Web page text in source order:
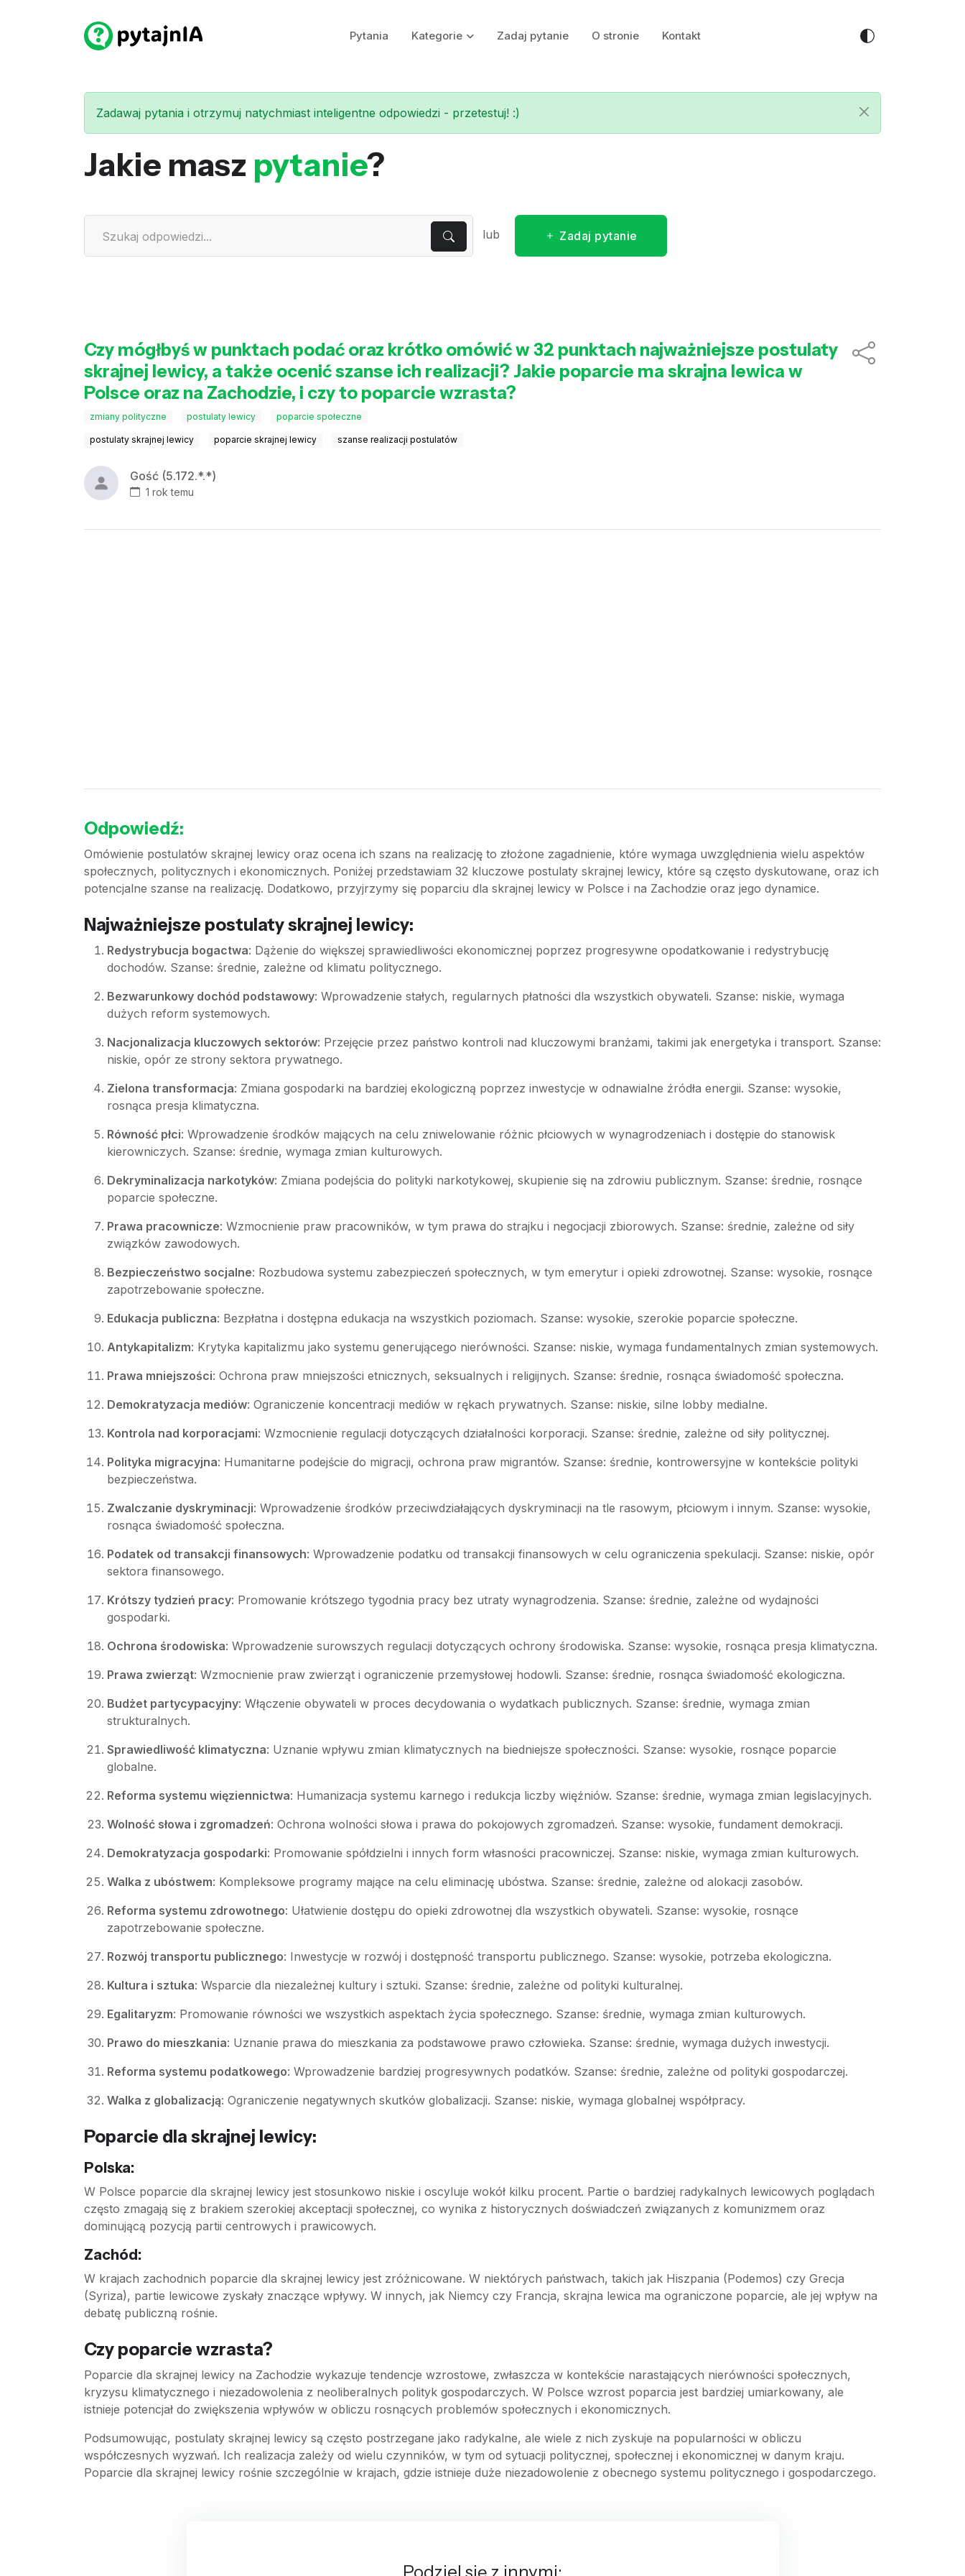
Pytania Kategorie Zadaj pytanie O stronie Kontakt
Zadawaj pytania i otrzymuj natychmiast inteligentne odpowiedzi - przetestuj! :)
Jakie masz pytanie?
lub Zadaj pytanie
Czy mógłbyś w punktach podać oraz krótko omówić w 32 punktach najważniejsze postulaty
skrajnej lewicy, a także ocenić szanse ich realizacji? Jakie poparcie ma skrajna lewica w
Polsce oraz na Zachodzie, i czy to poparcie wzrasta?
zmiany polityczne postulaty lewicy poparcie społeczne
postulaty skrajnej lewicy poparcie skrajnej lewicy szanse realizacji postulatów
Gość (5.172.*.*)
1 rok temu
Odpowiedź:
Omówienie postulatów skrajnej lewicy oraz ocena ich szans na realizację to złożone zagadnienie, które wymaga uwzględnienia wielu aspektów
społecznych, politycznych i ekonomicznych. Poniżej przedstawiam 32 kluczowe postulaty skrajnej lewicy, które są często dyskutowane, oraz ich
potencjalne szanse na realizację. Dodatkowo, przyjrzymy się poparciu dla skrajnej lewicy w Polsce i na Zachodzie oraz jego dynamice.
Najważniejsze postulaty skrajnej lewicy:
Redystrybucja bogactwa: Dążenie do większej sprawiedliwości ekonomicznej poprzez progresywne opodatkowanie i redystrybucję
dochodów. Szanse: średnie, zależne od klimatu politycznego.
Bezwarunkowy dochód podstawowy: Wprowadzenie stałych, regularnych płatności dla wszystkich obywateli. Szanse: niskie, wymaga
dużych reform systemowych.
Nacjonalizacja kluczowych sektorów: Przejęcie przez państwo kontroli nad kluczowymi branżami, takimi jak energetyka i transport. Szanse:
niskie, opór ze strony sektora prywatnego.
Zielona transformacja: Zmiana gospodarki na bardziej ekologiczną poprzez inwestycje w odnawialne źródła energii. Szanse: wysokie,
rosnąca presja klimatyczna.
Równość płci: Wprowadzenie środków mających na celu zniwelowanie różnic płciowych w wynagrodzeniach i dostępie do stanowisk
kierowniczych. Szanse: średnie, wymaga zmian kulturowych.
Dekryminalizacja narkotyków: Zmiana podejścia do polityki narkotykowej, skupienie się na zdrowiu publicznym. Szanse: średnie, rosnące
poparcie społeczne.
Prawa pracownicze: Wzmocnienie praw pracowników, w tym prawa do strajku i negocjacji zbiorowych. Szanse: średnie, zależne od siły
związków zawodowych.
Bezpieczeństwo socjalne: Rozbudowa systemu zabezpieczeń społecznych, w tym emerytur i opieki zdrowotnej. Szanse: wysokie, rosnące
zapotrzebowanie społeczne.
Edukacja publiczna: Bezpłatna i dostępna edukacja na wszystkich poziomach. Szanse: wysokie, szerokie poparcie społeczne.
Antykapitalizm: Krytyka kapitalizmu jako systemu generującego nierówności. Szanse: niskie, wymaga fundamentalnych zmian systemowych.
Prawa mniejszości: Ochrona praw mniejszości etnicznych, seksualnych i religijnych. Szanse: średnie, rosnąca świadomość społeczna.
Demokratyzacja mediów: Ograniczenie koncentracji mediów w rękach prywatnych. Szanse: niskie, silne lobby medialne.
Kontrola nad korporacjami: Wzmocnienie regulacji dotyczących działalności korporacji. Szanse: średnie, zależne od siły politycznej.
Polityka migracyjna: Humanitarne podejście do migracji, ochrona praw migrantów. Szanse: średnie, kontrowersyjne w kontekście polityki
bezpieczeństwa.
Zwalczanie dyskryminacji: Wprowadzenie środków przeciwdziałających dyskryminacji na tle rasowym, płciowym i innym. Szanse: wysokie,
rosnąca świadomość społeczna.
Podatek od transakcji finansowych: Wprowadzenie podatku od transakcji finansowych w celu ograniczenia spekulacji. Szanse: niskie, opór
sektora finansowego.
Krótszy tydzień pracy: Promowanie krótszego tygodnia pracy bez utraty wynagrodzenia. Szanse: średnie, zależne od wydajności
gospodarki.
Ochrona środowiska: Wprowadzenie surowszych regulacji dotyczących ochrony środowiska. Szanse: wysokie, rosnąca presja klimatyczna.
Prawa zwierząt: Wzmocnienie praw zwierząt i ograniczenie przemysłowej hodowli. Szanse: średnie, rosnąca świadomość ekologiczna.
Budżet partycypacyjny: Włączenie obywateli w proces decydowania o wydatkach publicznych. Szanse: średnie, wymaga zmian
strukturalnych.
Sprawiedliwość klimatyczna: Uznanie wpływu zmian klimatycznych na biedniejsze społeczności. Szanse: wysokie, rosnące poparcie
globalne.
Reforma systemu więziennictwa: Humanizacja systemu karnego i redukcja liczby więźniów. Szanse: średnie, wymaga zmian legislacyjnych.
Wolność słowa i zgromadzeń: Ochrona wolności słowa i prawa do pokojowych zgromadzeń. Szanse: wysokie, fundament demokracji.
Demokratyzacja gospodarki: Promowanie spółdzielni i innych form własności pracowniczej. Szanse: niskie, wymaga zmian kulturowych.
Walka z ubóstwem: Kompleksowe programy mające na celu eliminację ubóstwa. Szanse: średnie, zależne od alokacji zasobów.
Reforma systemu zdrowotnego: Ułatwienie dostępu do opieki zdrowotnej dla wszystkich obywateli. Szanse: wysokie, rosnące
zapotrzebowanie społeczne.
Rozwój transportu publicznego: Inwestycje w rozwój i dostępność transportu publicznego. Szanse: wysokie, potrzeba ekologiczna.
Kultura i sztuka: Wsparcie dla niezależnej kultury i sztuki. Szanse: średnie, zależne od polityki kulturalnej.
Egalitaryzm: Promowanie równości we wszystkich aspektach życia społecznego. Szanse: średnie, wymaga zmian kulturowych.
Prawo do mieszkania: Uznanie prawa do mieszkania za podstawowe prawo człowieka. Szanse: średnie, wymaga dużych inwestycji.
Reforma systemu podatkowego: Wprowadzenie bardziej progresywnych podatków. Szanse: średnie, zależne od polityki gospodarczej.
Walka z globalizacją: Ograniczenie negatywnych skutków globalizacji. Szanse: niskie, wymaga globalnej współpracy.
Poparcie dla skrajnej lewicy:
Polska:
W Polsce poparcie dla skrajnej lewicy jest stosunkowo niskie i oscyluje wokół kilku procent. Partie o bardziej radykalnych lewicowych poglądach
często zmagają się z brakiem szerokiej akceptacji społecznej, co wynika z historycznych doświadczeń związanych z komunizmem oraz
dominującą pozycją partii centrowych i prawicowych.
Zachód:
W krajach zachodnich poparcie dla skrajnej lewicy jest zróżnicowane. W niektórych państwach, takich jak Hiszpania (Podemos) czy Grecja
(Syriza), partie lewicowe zyskały znaczące wpływy. W innych, jak Niemcy czy Francja, skrajna lewica ma ograniczone poparcie, ale jej wpływ na
debatę publiczną rośnie.
Czy poparcie wzrasta?
Poparcie dla skrajnej lewicy na Zachodzie wykazuje tendencje wzrostowe, zwłaszcza w kontekście narastających nierówności społecznych,
kryzysu klimatycznego i niezadowolenia z neoliberalnych polityk gospodarczych. W Polsce wzrost poparcia jest bardziej umiarkowany, ale
istnieje potencjał do zwiększenia wpływów w obliczu rosnących problemów społecznych i ekonomicznych.
Podsumowując, postulaty skrajnej lewicy są często postrzegane jako radykalne, ale wiele z nich zyskuje na popularności w obliczu
współczesnych wyzwań. Ich realizacja zależy od wielu czynników, w tym od sytuacji politycznej, społecznej i ekonomicznej w danym kraju.
Poparcie dla skrajnej lewicy rośnie szczególnie w krajach, gdzie istnieje duże niezadowolenie z obecnego systemu politycznego i gospodarczego.